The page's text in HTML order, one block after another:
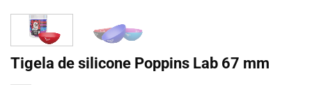
Tigela de silicone Poppins Lab 67 mm